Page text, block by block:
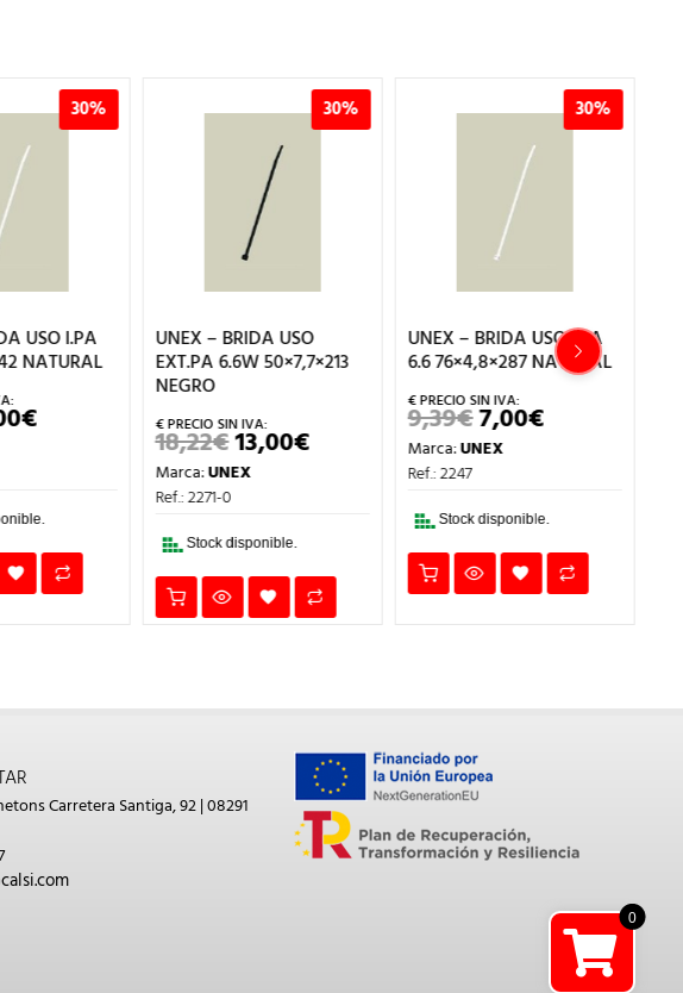
30%
USO I.PA
NATURAL
€EL
PRECIO
30%
UNEX – BRIDA USO
EXT.PA 6.6W 50×7,7×213
NEGRO
18,22€EL
PRECIO
ORIGINAL
13,00€EL
PRECIO
Marca:UNEX
Ref.: 2271-0
Stock disponible.
30%
UNEX – BRIDA USO I.PA
6.6 76×4,8×287 NATURAL
9,39€EL
PRECIO
ORIGINAL
7,00€EL
PRECIO
Marca:UNEX
Ref.: 2247
Stock disponible.
Carretera Santiga, 92 | 08291
0